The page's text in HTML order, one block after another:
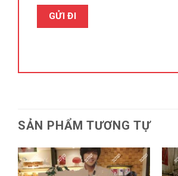
SẢN PHẨM TƯƠNG TỰ